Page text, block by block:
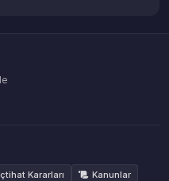
Kararları
Kanunlar